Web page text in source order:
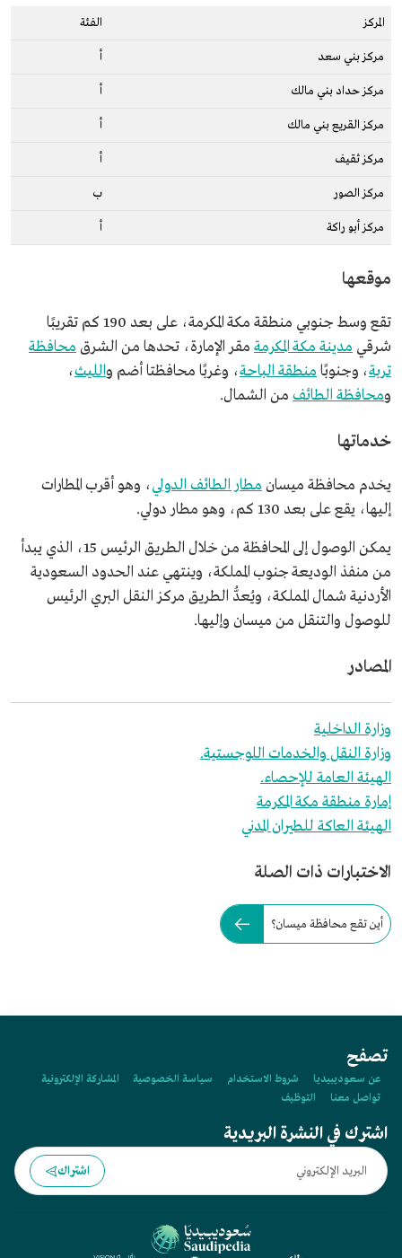
المركز الفئة
مركز بني سعد أ
مركز حداد بني مالك أ
مركز القريع بني مالك أ
مركز ثقيف أ
مركز الصور ب
مركز أبو راكة أ
موقعها
تقع وسط جنوبي منطقة مكة المكرمة، على بعد 190 كم تقريبًا
شرقي مدينة مكة المكرمة مقر الإمارة، تحدها من الشرق محافظة
تربة، وجنوبًا منطقة الباحة، وغربًا محافظتا أضم والليث،
ومحافظة الطائف من الشمال.
خدماتها
يخدم محافظة ميسان مطار الطائف الدولي، وهو أقرب المطارات
إليها، يقع على بعد 130 كم، وهو مطار دولي.
يمكن الوصول إلى المحافظة من خلال الطريق الرئيس 15، الذي يبدأ
من منفذ الوديعة جنوب المملكة، وينتهي عند الحدود السعودية
الأردنية شمال المملكة، ويُعدُّ الطريق مركز النقل البري الرئيس
للوصول والتنقل من ميسان وإليها.
المصادر
وزارة الداخلية
وزارة النقل والخدمات اللوجستية.
الهيئة العامة للإحصاء.
إمارة منطقة مكة المكرمة
الهيئة العاكة للطيران المدني
الاختبارات ذات الصلة
أين تقع محافظة ميسان؟
تصفح
عن سعوديبيديا شروط الاستخدام سياسة الخصوصية
المشاركة الإلكترونية
تواصل معنا
التوظيف
اشترك في النشرة البريدية
اشتراك